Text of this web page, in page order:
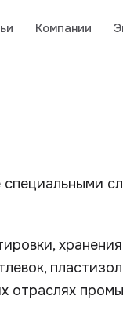
Компании
отраслях